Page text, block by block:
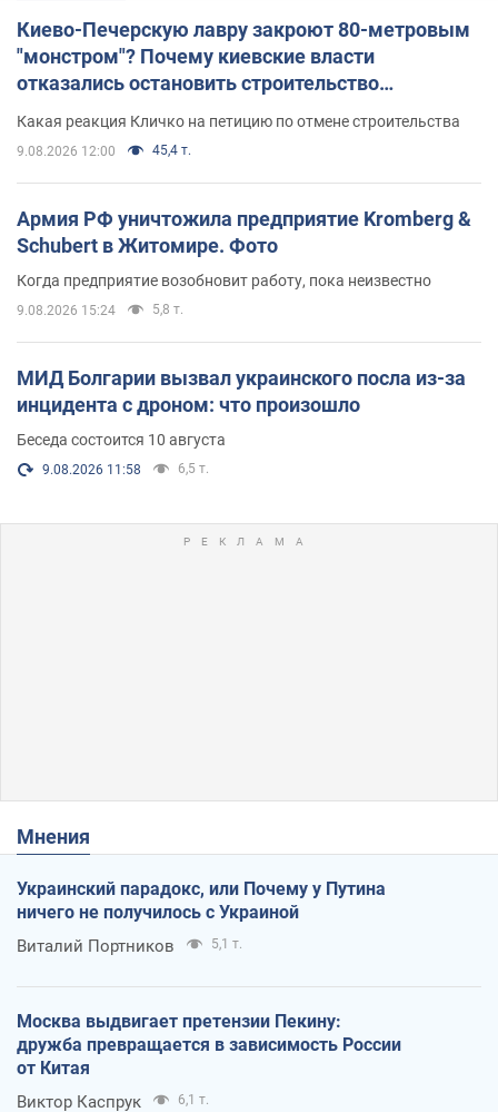
Киево-Печерскую лавру закроют 80-метровым
"монстром"? Почему киевские власти
отказались остановить строительство
Какая реакция Кличко на петицию по отмене строительства
9.08.2026 12:00 45,4 т.
Армия РФ уничтожила предприятие Kromberg &
Schubert в Житомире. Фото
Когда предприятие возобновит работу, пока неизвестно
9.08.2026 15:24 5,8 т.
МИД Болгарии вызвал украинского посла из-за
инцидента с дроном: что произошло
Беседа состоится 10 августа
9.08.2026 11:58 6,5 т.
Мнения
Украинский парадокс, или Почему у Путина
ничего не получилось с Украиной
Виталий Портников 5,1 т.
Москва выдвигает претензии Пекину:
дружба превращается в зависимость России
от Китая
Виктор Каспрук 6,1 т.